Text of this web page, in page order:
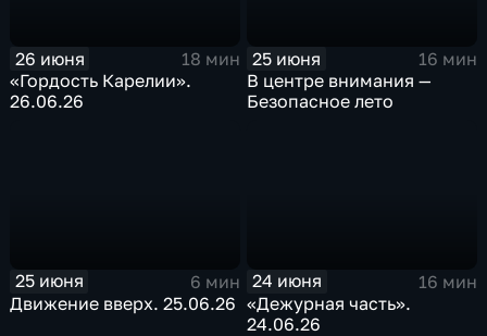
26 июня
18 мин
«Гордость Карелии».
26.06.26
25 июня
16 мин
В центре внимания —
Безопасное лето
25 июня
6 мин
Движение вверх. 25.06.26
24 июня
16 мин
«Дежурная часть».
24.06.26